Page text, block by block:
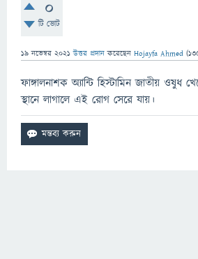
0
টি ভোট
19 নভেম্বর 2021 উত্তর প্রদান করেছেন Hojayfa Ahmed (
ফাঙ্গালনাশক অ্যান্টি হিস্টামিন জাতীয় ওষুধ
স্থানে লাগালে এই রোগ সেরে যায়।